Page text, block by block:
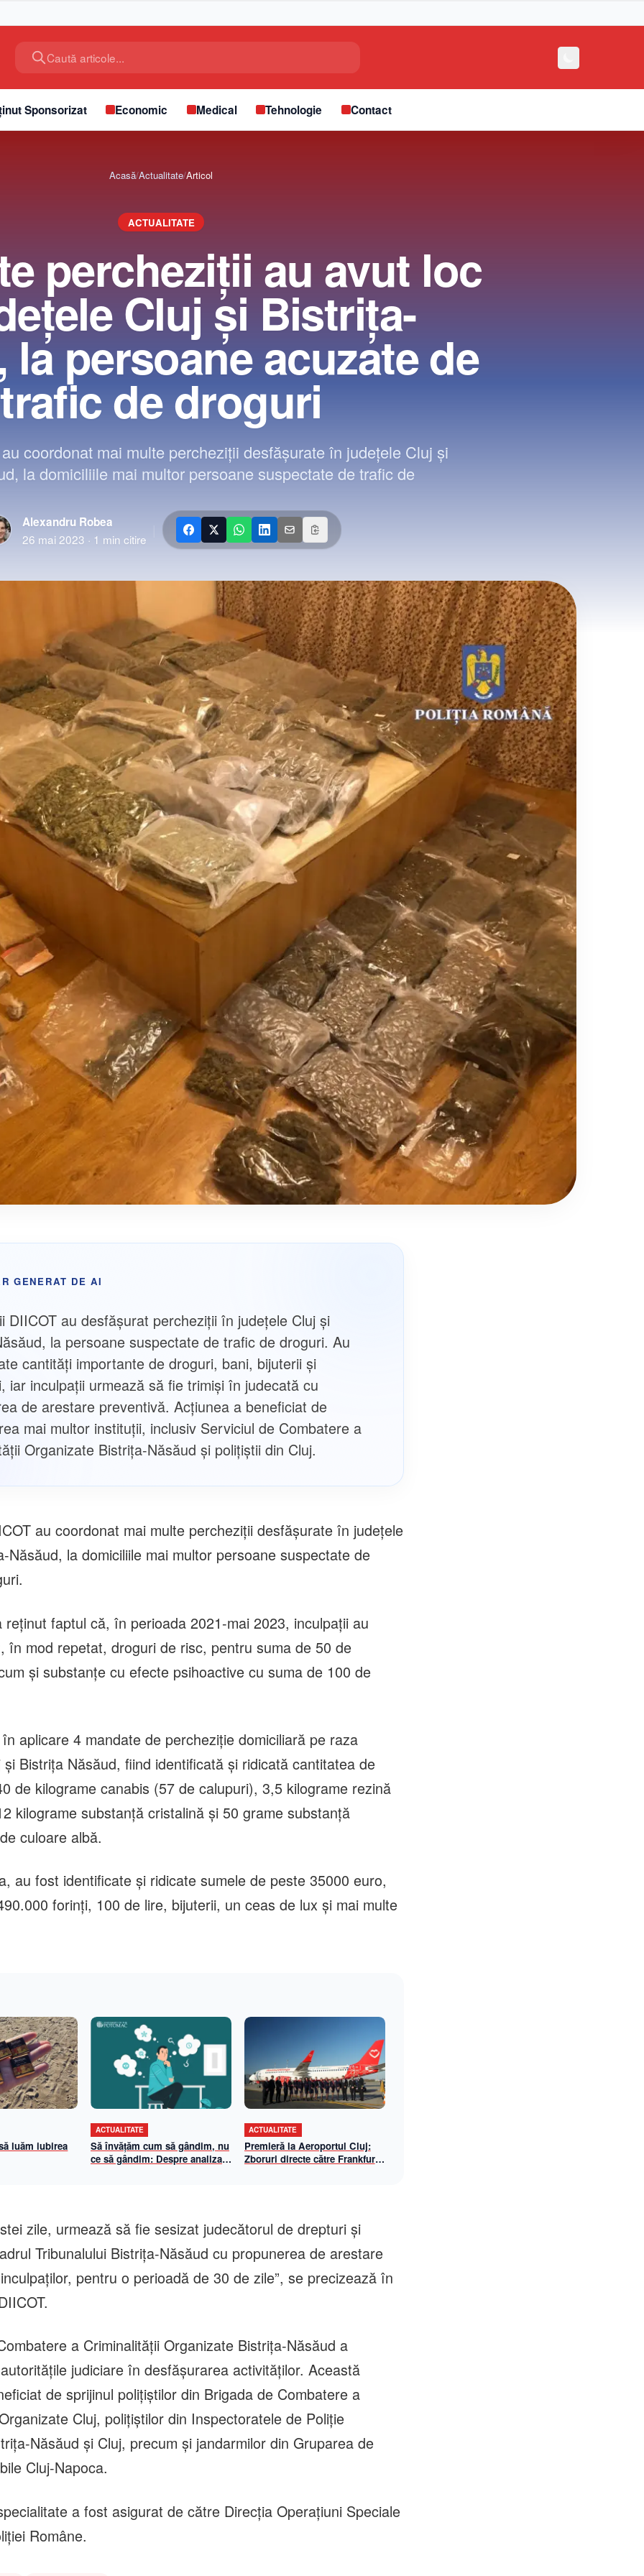
Caută articole...
Sponsorizat Economic Medical Tehnologie Contact
Acasă/Actualitate/Articol
ACTUALITATE
percheziții au avut loc
Cluj și Bistrița-
la persoane acuzate de
trafic de droguri
coordonat mai multe percheziții desfășurate în județele Cluj și
la domiciliile mai multor persoane suspectate de trafic de
Alexandru Robea
26 mai 2023 · 1 min citire
GENERAT DE AI
DIICOT au desfășurat percheziții în județele Cluj și
la persoane suspectate de trafic de droguri. Au
cantități importante de droguri, bani, bijuterii și
iar inculpații urmează să fie trimiși în judecată cu
de arestare preventivă. Acțiunea a beneficiat de
mai multor instituții, inclusiv Serviciul de Combatere a
Organizate Bistrița-Năsăud și polițiștii din Cluj.
au coordonat mai multe percheziții desfășurate în județele
Năsăud, la domiciliile mai multor persoane suspectate de
reținut faptul că, în perioada 2021-mai 2023, inculpații au
în mod repetat, droguri de risc, pentru suma de 50 de
și substanțe cu efecte psihoactive cu suma de 100 de
aplicare 4 mandate de percheziție domiciliară pe raza
și Bistrița Năsăud, fiind identificată și ridicată cantitatea de
de kilograme canabis (57 de calupuri), 3,5 kilograme rezină
kilograme substanță cristalină și 50 grame substanță
culoare albă.
au fost identificate și ridicate sumele de peste 35000 euro,
forinți, 100 de lire, bijuterii, un ceas de lux și mai multe
luăm iubirea
ACTUALITATE
Să învățăm cum să gândim, nu
ce să gândim: Despre analiza
ACTUALITATE
Premieră la Aeroportul Cluj:
Zboruri directe către Frankfurt
zile, urmează să fie sesizat judecătorul de drepturi și
Tribunalului Bistrița-Năsăud cu propunerea de arestare
pentru o perioadă de 30 de zile”, se precizează în
a Criminalității Organizate Bistrița-Năsăud a
judiciare în desfășurarea activităților. Această
de sprijinul polițiștilor din Brigada de Combatere a
Cluj, polițiștilor din Inspectoratele de Poliție
Năsăud și Cluj, precum și jandarmilor din Gruparea de
Cluj-Napoca.
a fost asigurat de către Direcția Operațiuni Speciale
Române.